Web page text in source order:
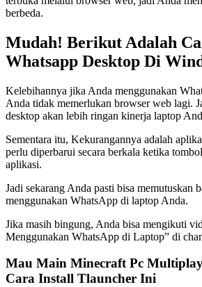
berbeda.
Mudah! Berikut Adalah
Whatsapp Desktop Di
Kelebihannya jika Anda menggunakan
Anda tidak memerlukan browser web lagi.
desktop akan lebih ringan kinerja laptop
Sementara itu, Kekurangannya adalah
perlu diperbarui secara berkala ketika
aplikasi.
Jadi sekarang Anda pasti bisa memutuskan
menggunakan WhatsApp di laptop Anda.
Jika masih bingung, Anda bisa mengikuti
Menggunakan WhatsApp di Laptop” di
Mau Main Minecraft Pc
Cara Install Tlauncher Ini